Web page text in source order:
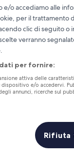
con
e/o accediamo alle
per il trattamento
clic di seguito o
verranno
per fornire:
attiva delle
e/o accedervi.
annunci, ricerche sul